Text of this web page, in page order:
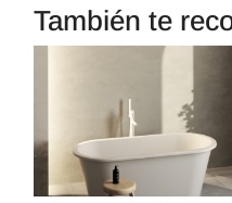
También te